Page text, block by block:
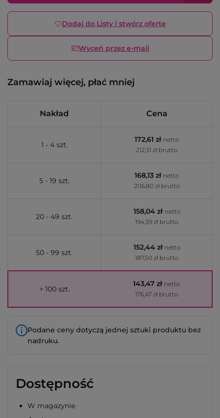
Dodaj do Listy i stwórz ofertę
Wyceń przez e-mail
Zamawiaj więcej, płać mniej
Nakład Cena
1 - 4 szt.
172,61 zł netto
212,31 zł brutto
5 - 19 szt.
168,13 zł netto
206,80 zł brutto
20 - 49 szt.
158,04 zł netto
194,39 zł brutto
50 - 99 szt.
152,44 zł netto
187,50 zł brutto
> 100 szt.
143,47 zł netto
176,47 zł brutto
Podane ceny dotyczą jednej sztuki produktu bez
nadruku.
Dostępność
W magazynie